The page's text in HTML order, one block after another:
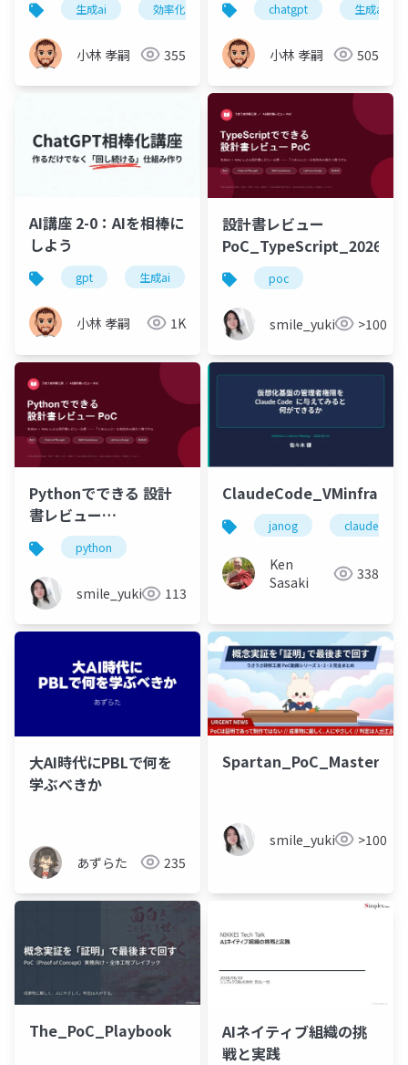
生成ai 効率化 情報整理 ビジネス
小林 孝嗣 355
chatgpt 生成ai
小林 孝嗣 505
AI講座 2-0：AIを相棒に
しよう
gpt 生成ai 効率化 情報整理
小林 孝嗣 1K
設計書レビュー
poc
smile_yukiko_it>100
Pythonでできる 設計
書レビュー
PoC_2026_06_22
python
smile_yukiko_it113
janog claude code
Ken
Sasaki
338
大AI時代にPBLで何を
学ぶべきか
あずらた 235
Spartan_PoC_Mastery
smile_yukiko_it>100
The_PoC_Playbook
AIネイティブ組織の挑
戦と実践